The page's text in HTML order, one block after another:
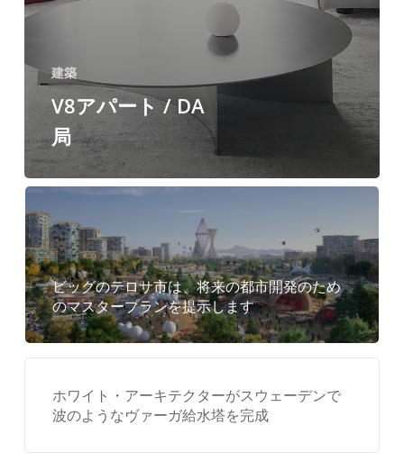
建築
V8アパート / DA
局
ビッグのテロサ市は、将来の都市開発のため
のマスタープランを提示します
ホワイト・アーキテクターがスウェーデンで
波のようなヴァーガ給水塔を完成